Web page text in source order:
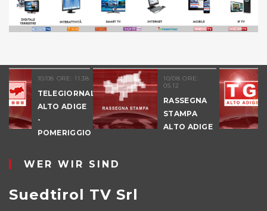
10/08 ORE:
05.12
RASSEGNA
STAMPA
ALTO ADIGE
09/08 ORE:
17.55
ALTO
- SERA
WER WIR SIND
Suedtirol TV Srl